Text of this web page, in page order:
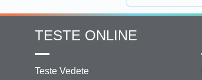
TESTE ONLINE
Teste Vedete